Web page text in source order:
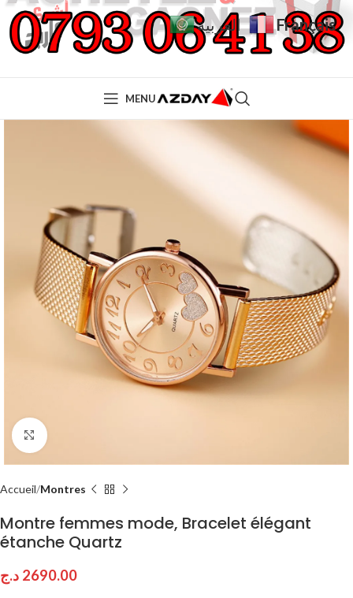
MENU
Click to enlarge
Accueil Montres
Montre femmes mode, Bracelet élégant
étanche Quartz
2690.00 د.ج
العربية Français